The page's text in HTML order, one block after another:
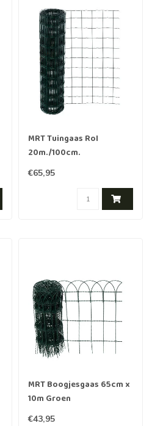
MRT Tuingaas Rol
20m./100cm.
(100x100mm) groen
geplastificeerd
€65,95
MRT Boogjesgaas 65cm x
10m Groen
€43,95